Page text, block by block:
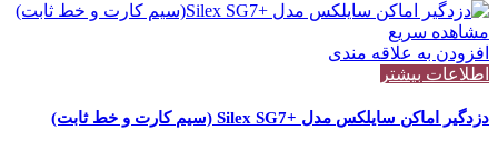
مشاهده سریع
افزودن به علاقه مندی
اطلاعات بیشتر
دزدگیر اماکن سایلکس مدل +Silex SG7 (سیم کارت و خط ثابت)